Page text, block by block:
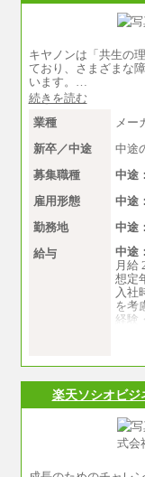
キヤノンは「共生の
ており、さまざまな
います。…
続きを読む
業種
メー
新卒／中途
中途
募集職種
中途：
雇用形態
中途：
勤務地
中途：
給与
中途：
月給
想定
入社
を考
経験
楽天ソシオビジ